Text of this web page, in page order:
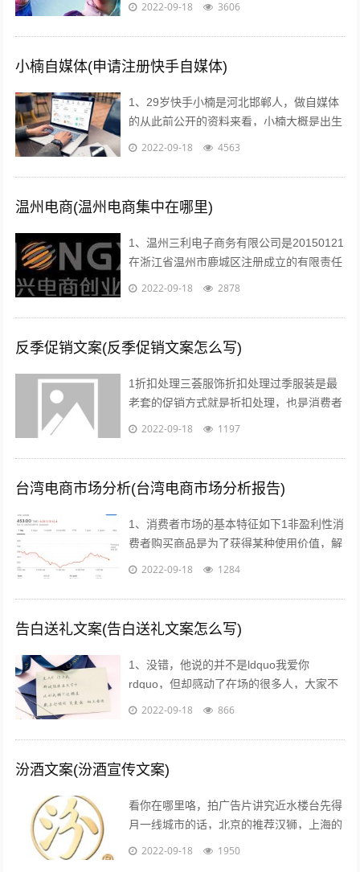
2022-09-18 3606
小楠自媒体(申请注册快手自媒体)
1、29岁快手小楠是河北邯郸人，做自媒体
的从此前公开的资料来看，小楠大概是出生
于1993年的美女，如今29岁上下。...
2022-09-18 4563
温州电商(温州电商集中在哪里)
1、温州三利电子商务有限公司是20150121
在浙江省温州市鹿城区注册成立的有限责任
公司自然人投资或控股，注册地址位于温州
2022-09-18 2878
反季促销文案(反季促销文案怎么写)
1折扣处理三荟服饰折扣处理过季服装是最
老套的促销方式就是折扣处理，也是消费者
最愿意接受的方式也有很多消费者比较乐意
2022-09-18 1197
台湾电商市场分析(台湾电商市场分析报告)
1、消费者市场的基本特征如下1非盈利性消
费者购买商品是为了获得某种使用价值，解
决自身的生活消费需求，而不是为了盈利去
2022-09-18 1284
告白送礼文案(告白送礼文案怎么写)
1、没错，他说的并不是ldquo我爱你
rdquo，但却感动了在场的很多人，大家不
约而同的为他鼓掌所以我说，真正适合520
2022-09-18 866
汾酒文案(汾酒宣传文案)
看你在哪里咯，拍广告片讲究近水楼台先得
月一线城市的话，北京的推荐汉狮，上海的
赤马，广州的平方影视，深圳的就宝视达了
2022-09-18 1950